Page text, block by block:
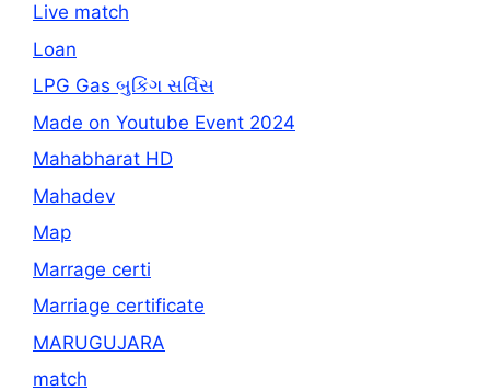
Live match
Loan
LPG Gas બુકિંગ સર્વિસ
Made on Youtube Event 2024
Mahabharat HD
Mahadev
Map
Marrage certi
Marriage certificate
MARUGUJARA
match